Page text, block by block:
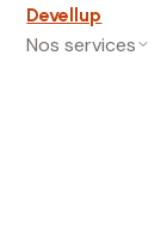
Devellup
Nos services